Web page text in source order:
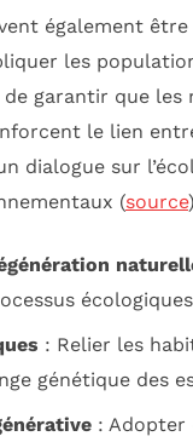
également
les
garantir que les
le lien
dialogue sur
(source
: Relier les
génétique des
: Adopter